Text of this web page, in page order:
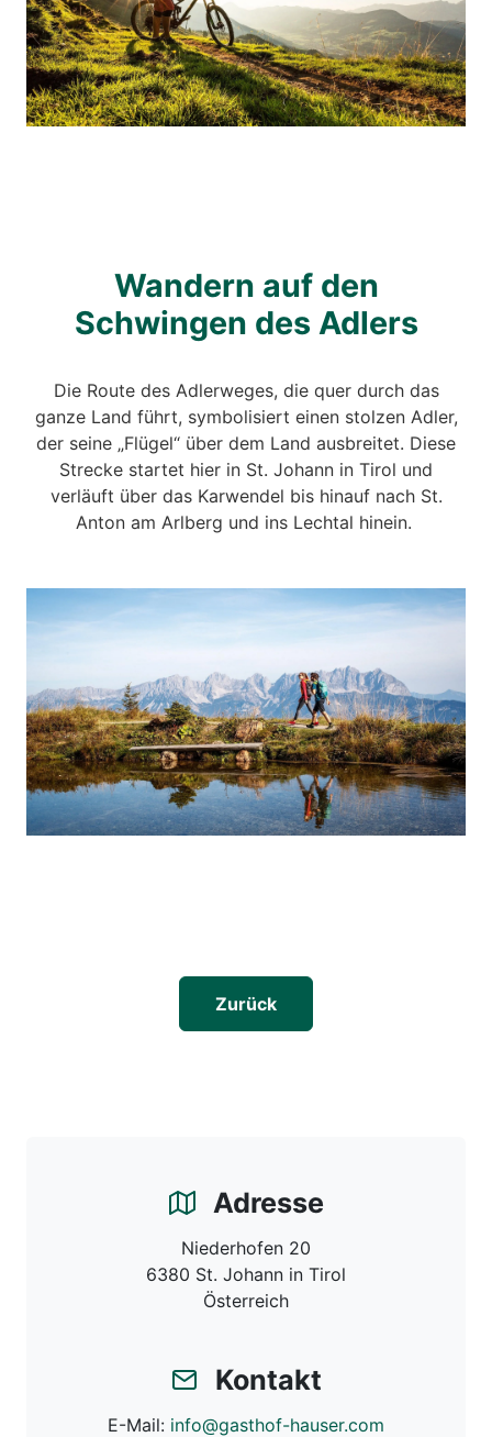
Wandern auf den
Schwingen des Adlers
Die Route des Adlerweges, die quer durch das
ganze Land führt, symbolisiert einen stolzen Adler,
der seine „Flügel“ über dem Land ausbreitet. Diese
Strecke startet hier in St. Johann in Tirol und
verläuft über das Karwendel bis hinauf nach St.
Anton am Arlberg und ins Lechtal hinein.
Zurück
Adresse
Niederhofen 20
6380 St. Johann in Tirol
Österreich
Kontakt
E-Mail: info@gasthof-hauser.com